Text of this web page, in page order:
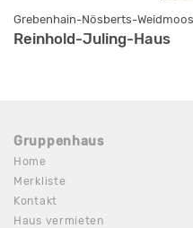
Grebenhain-Nösberts-
Reinhold-Juling-Haus
Gruppenhaus
Home
Merkliste
Kontakt
Haus vermieten